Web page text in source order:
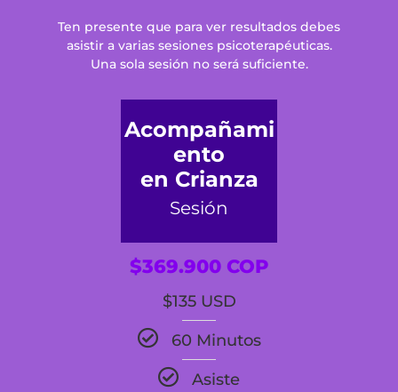
Ten presente que para ver resultados debes
asistir a varias sesiones psicoterapéuticas.
Una sola sesión no será suficiente.
Acompañami
ento
en Crianza
Sesión
$369.900 COP
$135 USD
60 Minutos
Asiste